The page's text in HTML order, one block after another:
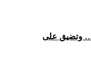
وتضيق على